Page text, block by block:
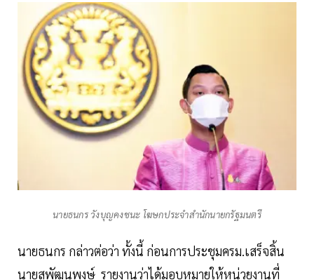
นายธนกร วังบุญคงชนะ โฆษกประจำสำนักนายกรัฐมนตรี
นายธนกร กล่าวต่อว่า ทั้งนี้ ก่อนการประชุมครม.เสร็จสิ้น
นายสุพัฒนพงษ์ รายงานว่าได้มอบหมายให้หน่วยงานที่